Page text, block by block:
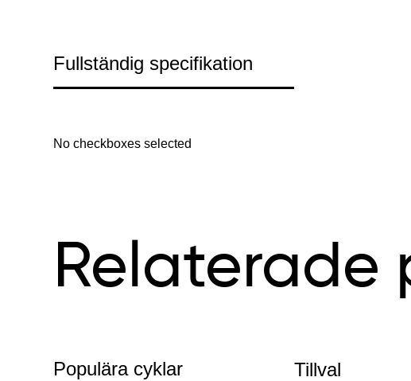
Fullständig specifikation
No checkboxes selected
Relaterade
Populära cyklar Tillval